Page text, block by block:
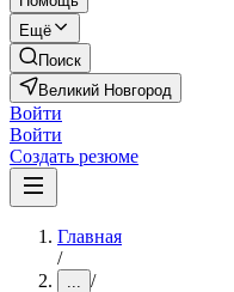
Ещё
Поиск
Великий Новгород
Войти
Войти
Создать резюме
Главная
/
... /